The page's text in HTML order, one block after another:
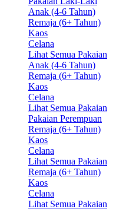
Anak (4-6 Tahun)
Remaja (6+ Tahun)
Kaos
Celana
Lihat Semua Pakaian
Anak (4-6 Tahun)
Remaja (6+ Tahun)
Kaos
Celana
Lihat Semua Pakaian
Pakaian Perempuan
Remaja (6+ Tahun)
Kaos
Celana
Lihat Semua Pakaian
Remaja (6+ Tahun)
Kaos
Celana
Lihat Semua Pakaian